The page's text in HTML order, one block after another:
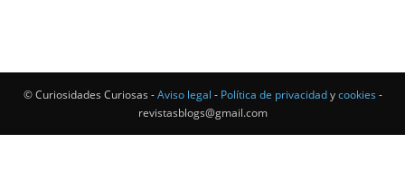
© Curiosidades Curiosas -Aviso legal - Política de privacidadycookies -
revistasblogs@gmail.com